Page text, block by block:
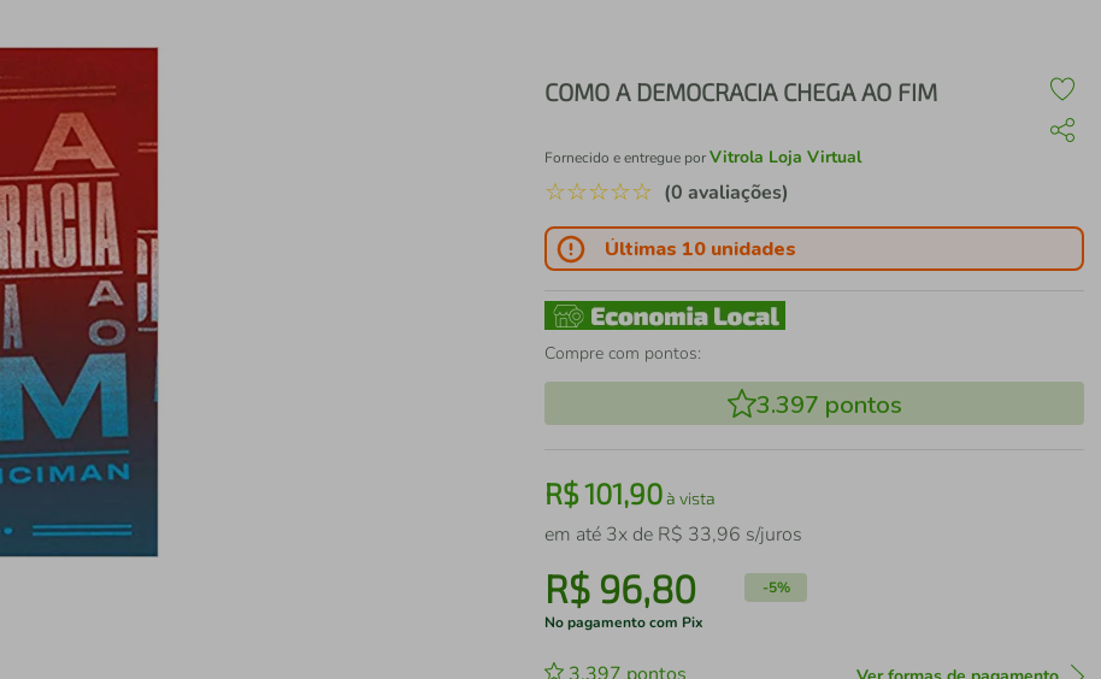
COMO A DEMOCRACIA CHEGA AO FIM
Fornecido e entregue porVitrola Loja Virtual
☆☆☆☆☆ (0 avaliações)
Últimas 10 unidades
Compre com pontos:
3.397 pontos
R$101,90à vista
em até 3x de R$ 33,96 s/juros
R$ 96,80 -5%
No pagamento com Pix